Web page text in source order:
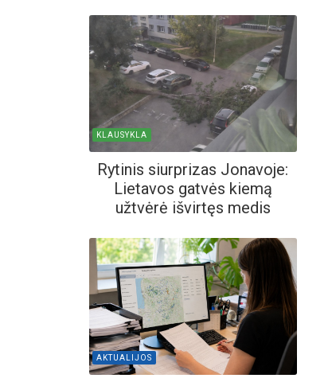
KLAUSYKLA
Rytinis siurprizas Jonavoje:
Lietavos gatvės kiemą
užtvėrė išvirtęs medis
AKTUALIJOS